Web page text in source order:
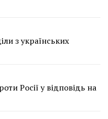
з українських
Росії у відповідь на